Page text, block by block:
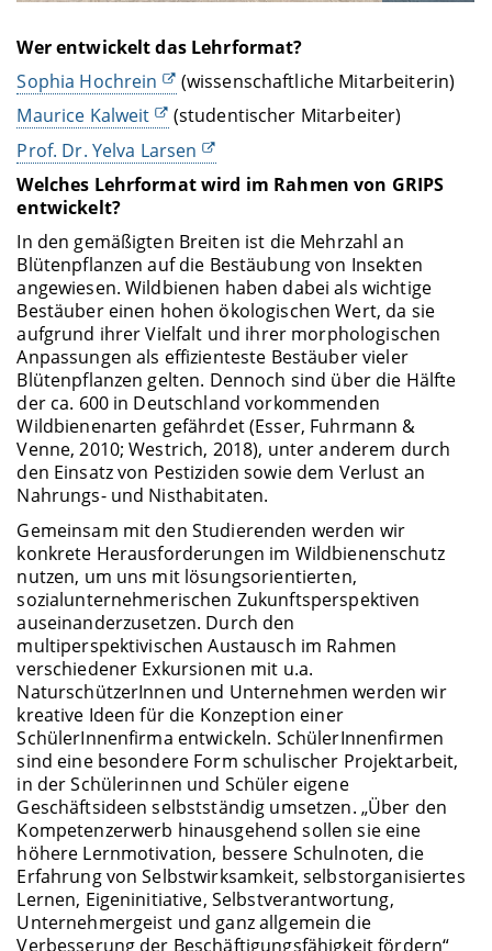
Wer entwickelt das Lehrformat?
Sophia Hochrein
(wissenschaftliche Mitarbeiterin)
Maurice Kalweit
(studentischer Mitarbeiter)
Prof. Dr. Yelva Larsen
Welches Lehrformat wird im Rahmen von GRIPS
entwickelt?
In den gemäßigten Breiten ist die Mehrzahl an
Blütenpflanzen auf die Bestäubung von Insekten
angewiesen. Wildbienen haben dabei als wichtige
Bestäuber einen hohen ökologischen Wert, da sie
aufgrund ihrer Vielfalt und ihrer morphologischen
Anpassungen als effizienteste Bestäuber vieler
Blütenpflanzen gelten. Dennoch sind über die Hälfte
der ca. 600 in Deutschland vorkommenden
Wildbienenarten gefährdet (Esser, Fuhrmann &
Venne, 2010; Westrich, 2018), unter anderem durch
den Einsatz von Pestiziden sowie dem Verlust an
Nahrungs- und Nisthabitaten.
Gemeinsam mit den Studierenden werden wir
konkrete Herausforderungen im Wildbienenschutz
nutzen, um uns mit lösungsorientierten,
sozialunternehmerischen Zukunftsperspektiven
auseinanderzusetzen. Durch den
multiperspektivischen Austausch im Rahmen
verschiedener Exkursionen mit u.a.
NaturschützerInnen und Unternehmen werden wir
kreative Ideen für die Konzeption einer
SchülerInnenfirma entwickeln. SchülerInnenfirmen
sind eine besondere Form schulischer Projektarbeit,
in der Schülerinnen und Schüler eigene
Geschäftsideen selbstständig umsetzen. „Über den
Kompetenzerwerb hinausgehend sollen sie eine
höhere Lernmotivation, bessere Schulnoten, die
Erfahrung von Selbstwirksamkeit, selbstorganisiertes
Lernen, Eigeninitiative, Selbstverantwortung,
Unternehmergeist und ganz allgemein die
Verbesserung der Beschäftigungsfähigkeit fördern“